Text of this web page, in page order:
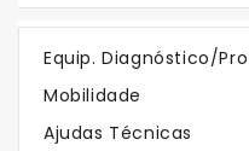
Equip. Diagnóstico/
Mobilidade
Ajudas Técnicas
Em Destaque
Os Mais Vendidos